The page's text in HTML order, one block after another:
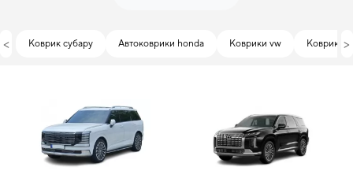
< Коврик субару Автоковрики honda Коврики vw Коврики>